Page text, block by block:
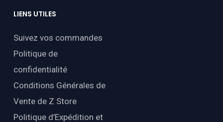
LIENS UTILES
Suivez vos commandes
Politique de
confidentialité
Conditions Générales de
Vente de Z Store
Politique d’Expédition et